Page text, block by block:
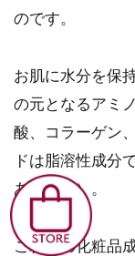
のです。
お肌に水分を保
の元となるアミ
酸、コラーゲン
ドは脂溶性成分
あります）。
これらの化粧品